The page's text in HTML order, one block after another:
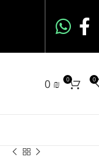
0
0
0 ₪